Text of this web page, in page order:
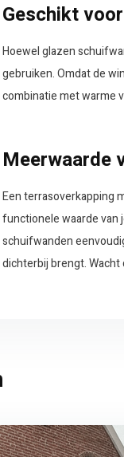
Geschikt
Hoewel glazen
gebruiken. Omdat de
combinatie met warme
Meerwaarde
Een terrasoverkapping
functionele waarde van
schuifwanden
dichterbij brengt.